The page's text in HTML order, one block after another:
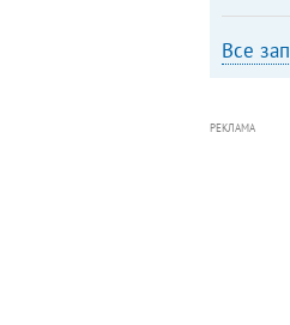
Все
РЕКЛАМА